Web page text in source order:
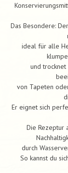
Das Besondere:
ideal für alle
und
von Tapeten
Er eignet sich
Die Rezeptur
durch
So kannst du